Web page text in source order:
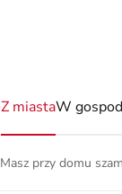
Z miastaW
Masz przy domu